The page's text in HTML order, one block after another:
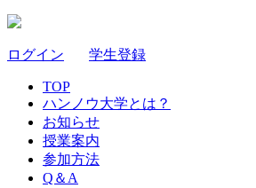
ログイン 学生登録
TOP
ハンノウ大学とは？
お知らせ
授業案内
参加方法
Q＆A